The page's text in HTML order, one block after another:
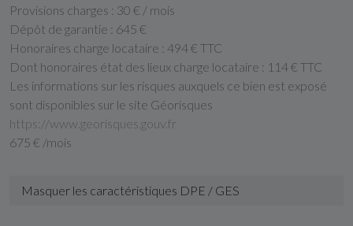
Provisions charges : 30 € / mois
Dépôt de garantie : 645 €
Honoraires charge locataire : 494 € TTC
Dont honoraires état des lieux charge locataire : 114 € TTC
Les informations sur les risques auxquels ce bien est exposé
sont disponibles sur le site Géorisques
https://www.georisques.gouv.fr
675 € /mois
Masquer les caractéristiques DPE / GES